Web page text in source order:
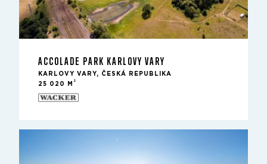
ACCOLADE PARK KARLOVY VARY
KARLOVY VARY, ČESKÁ REPUBLIKA
25 020 M
2